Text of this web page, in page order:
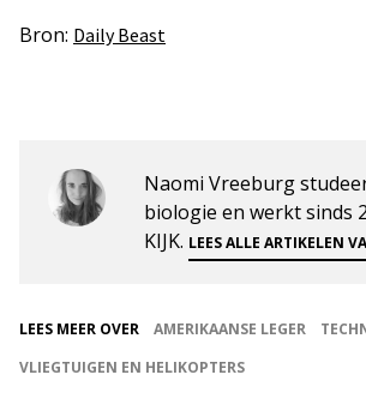
Bron: Daily Beast
Naomi Vreeburg
biologie en werkt sinds
KIJK. LEES ALLE ARTIKELEN
LEES MEER OVER AMERIKAANSE LEGER
VLIEGTUIGEN EN HELIKOPTERS